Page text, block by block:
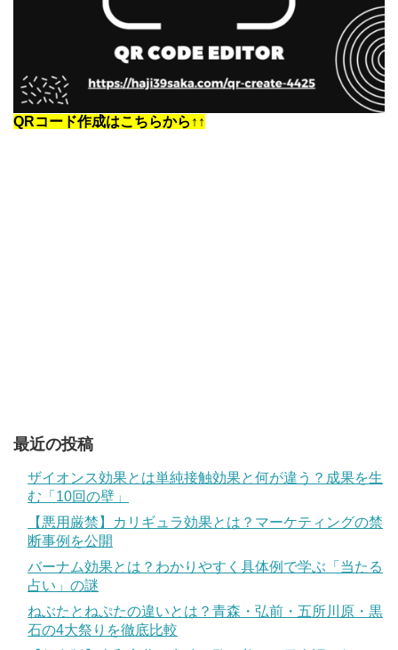
QRコード作成はこちらから↑↑
最近の投稿
ザイオンス効果とは単純接触効果と何が違う？成果を生
む「10回の壁」
【悪用厳禁】カリギュラ効果とは？マーケティングの禁
断事例を公開
バーナム効果とは？わかりやすく具体例で学ぶ「当たる
占い」の謎
ねぶたとねぷたの違いとは？青森・弘前・五所川原・黒
石の4大祭りを徹底比較